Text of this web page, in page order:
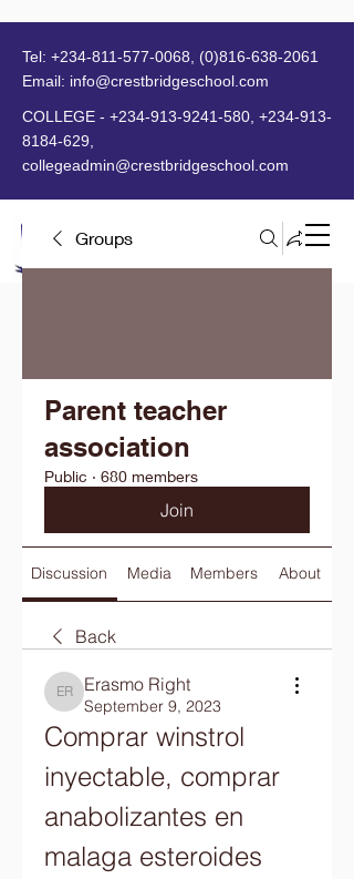
MENU
Tel: +234-811-577-0068
(0)816-638-2061
Email: info@crestbridgeschool.com
COLLEGE - +234-913-9241-580 +234-913-
8184-629
collegeadmin@crestbridgeschool.com
Groups
Parent teacher
association
Public · 680 members
Join
Discussion Media Members About
Back
Erasmo Right
Erasmo Right
September 9, 2023
Comprar winstrol
inyectable, comprar
anabolizantes en
malaga esteroides